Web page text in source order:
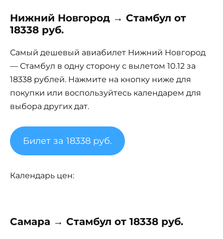
Нижний Новгород → Стамбул от
18338 руб.
Самый дешевый авиабилет Нижний Новгород
— Стамбул в одну сторону с вылетом 10.12 за
18338 рублей. Нажмите на кнопку ниже для
покупки или воспользуйтесь календарем для
выбора других дат.
Билет за 18338 руб.
Календарь цен:
Самара → Стамбул от 18338 руб.